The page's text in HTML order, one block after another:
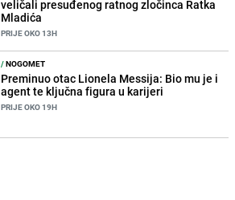
veličali presuđenog ratnog zločinca Ratka
Mladića
PRIJE OKO 13H
/NOGOMET
Preminuo otac Lionela Messija: Bio mu je i
agent te ključna figura u karijeri
PRIJE OKO 19H